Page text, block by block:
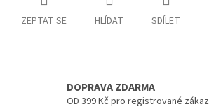
ZEPTAT SE HLÍDAT SDÍLET
DOPRAVA ZDARMA
OD 399 Kč pro registrované